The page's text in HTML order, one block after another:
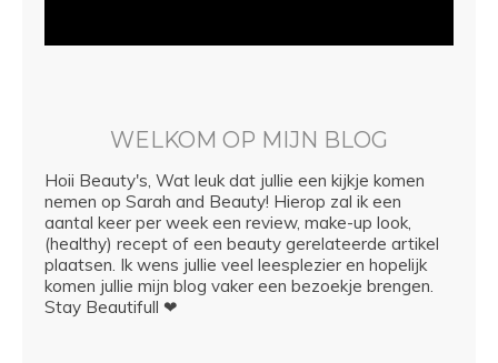
WELKOM OP MIJN BLOG
Hoii Beauty's, Wat leuk dat jullie een kijkje komen
nemen op Sarah and Beauty! Hierop zal ik een
aantal keer per week een review, make-up look,
(healthy) recept of een beauty gerelateerde artikel
plaatsen. Ik wens jullie veel leesplezier en hopelijk
komen jullie mijn blog vaker een bezoekje brengen.
Stay Beautifull ❤